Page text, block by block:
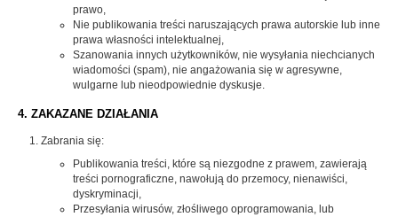
prawo,
Nie publikowania treści naruszających prawa autorskie lub inne
prawa własności intelektualnej,
Szanowania innych użytkowników, nie wysyłania niechcianych
wiadomości (spam), nie angażowania się w agresywne,
wulgarne lub nieodpowiednie dyskusje.
4. ZAKAZANE DZIAŁANIA
Zabrania się:
Publikowania treści, które są niezgodne z prawem, zawierają
treści pornograficzne, nawołują do przemocy, nienawiści,
dyskryminacji,
Przesyłania wirusów, złośliwego oprogramowania, lub